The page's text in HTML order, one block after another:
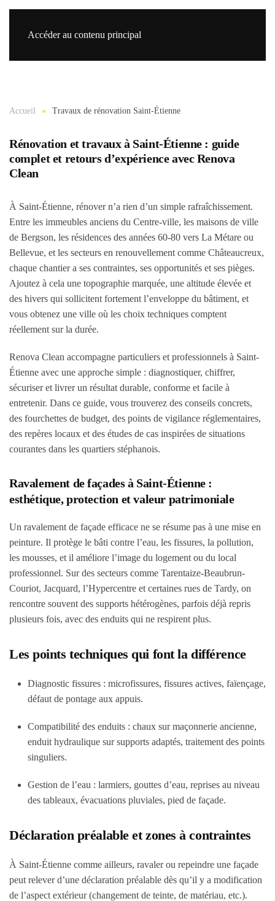
Accéder au contenu principal
Accueil Travaux de rénovation Saint-Étienne
Rénovation et travaux à Saint-Étienne : guide
complet et retours d’expérience avec Renova
Clean
À Saint-Étienne, rénover n’a rien d’un simple rafraîchissement.
Entre les immeubles anciens du Centre-ville, les maisons de ville
de Bergson, les résidences des années 60-80 vers La Métare ou
Bellevue, et les secteurs en renouvellement comme Châteaucreux,
chaque chantier a ses contraintes, ses opportunités et ses pièges.
Ajoutez à cela une topographie marquée, une altitude élevée et
des hivers qui sollicitent fortement l’enveloppe du bâtiment, et
vous obtenez une ville où les choix techniques comptent
réellement sur la durée.
Renova Clean accompagne particuliers et professionnels à Saint-
Étienne avec une approche simple : diagnostiquer, chiffrer,
sécuriser et livrer un résultat durable, conforme et facile à
entretenir. Dans ce guide, vous trouverez des conseils concrets,
des fourchettes de budget, des points de vigilance réglementaires,
des repères locaux et des études de cas inspirées de situations
courantes dans les quartiers stéphanois.
Ravalement de façades à Saint-Étienne :
esthétique, protection et valeur patrimoniale
Un ravalement de façade efficace ne se résume pas à une mise en
peinture. Il protège le bâti contre l’eau, les fissures, la pollution,
les mousses, et il améliore l’image du logement ou du local
professionnel. Sur des secteurs comme Tarentaize-Beaubrun-
Couriot, Jacquard, l’Hypercentre et certaines rues de Tardy, on
rencontre souvent des supports hétérogènes, parfois déjà repris
plusieurs fois, avec des enduits qui ne respirent plus.
Les points techniques qui font la différence
Diagnostic fissures : microfissures, fissures actives, faïençage,
défaut de pontage aux appuis.
Compatibilité des enduits : chaux sur maçonnerie ancienne,
enduit hydraulique sur supports adaptés, traitement des points
singuliers.
Gestion de l’eau : larmiers, gouttes d’eau, reprises au niveau
des tableaux, évacuations pluviales, pied de façade.
Déclaration préalable et zones à contraintes
À Saint-Étienne comme ailleurs, ravaler ou repeindre une façade
peut relever d’une déclaration préalable dès qu’il y a modification
de l’aspect extérieur (changement de teinte, de matériau, etc.).